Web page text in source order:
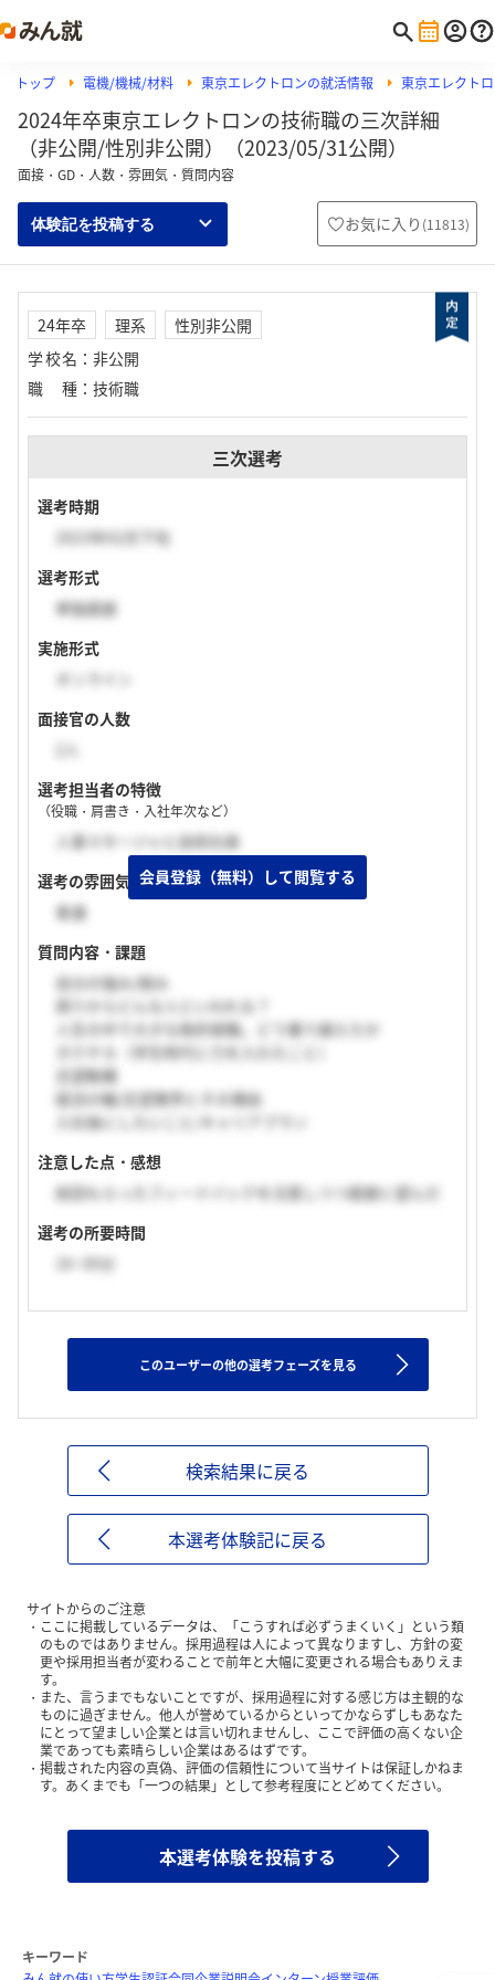
トップ 電機/機械/材料 東京エレクトロンの就活情報 東京エレクト
2024年卒東京エレクトロンの技術職の三次詳細
（非公開/性別非公開）（2023/05/31公開）
面接・GD・人数・雰囲気・質問内容
体験記を投稿する お気に入り (11813)
24年卒 理系
性別非公開
学校名 ： 非公開
職種 ： 技術職
三次選考
選考時期
2023年02月下旬
選考形式
単独面接
実施形式
オンライン
面接官の人数
選考担当者の特徴
（役職・肩書き・入社年次など）
人事マネージャと技術社員
選考の雰囲気
普通
質問内容・課題
自分の強み/弱み
周りからどんな人といわれる？
人生の中で大きな挫折経験。どう乗り越えたか
ガクチカ（学生時代に力を入れたこと）
志望動機
就活の軸/志望業界とその理由
入社後にしたいこと/キャリアプラン
注意した点・感想
前回もらったフィードバックを注意しつつ面接に望んだ
選考の所要時間
16~30分
このユーザーの他の選考フェーズを見る
検索結果に戻る
本選考体験記に戻る
サイトからのご注意
ここに掲載しているデータは、「こうすれば必ずうまくいく」という類
のものではありません。採用過程は人によって異なりますし、方針の変
更や採用担当者が変わることで前年と大幅に変更される場合もありえま
す。
また、言うまでもないことですが、採用過程に対する感じ方は主観的な
ものに過ぎません。他人が誉めているからといってかならずしもあなた
にとって望ましい企業とは言い切れませんし、ここで評価の高くない企
業であっても素晴らしい企業はあるはずです。
掲載された内容の真偽、評価の信頼性について当サイトは保証しかねま
す。あくまでも「一つの結果」として参考程度にとどめてください。
本選考体験を投稿する
キーワード